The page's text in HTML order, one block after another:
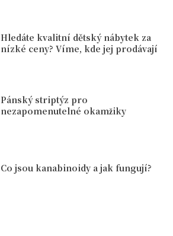
Hledáte kvalitní dětský nábytek za
nízké ceny? Víme, kde jej prodávají
Pánský striptýz pro
nezapomenutelné okamžiky
Co jsou kanabinoidy a jak fungují?